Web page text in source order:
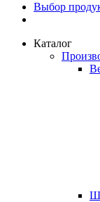
Выбор
Каталог